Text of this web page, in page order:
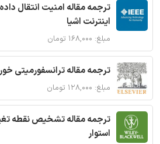
اینترنت اشیا
مبلغ: ۱۶۸,۰۰۰ تومان
ترجمه مقاله ترانسفورمیتی
مبلغ: ۱۲۸,۰۰۰ تومان
ترجمه مقاله تشخیص نقطه
استوار